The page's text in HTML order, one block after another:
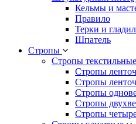
Кельмы и
Правило
Терки и
Шпатель
Стропы
Стропы текстильные
Стропы
Стропы
Стропы
Стропы
Стропы